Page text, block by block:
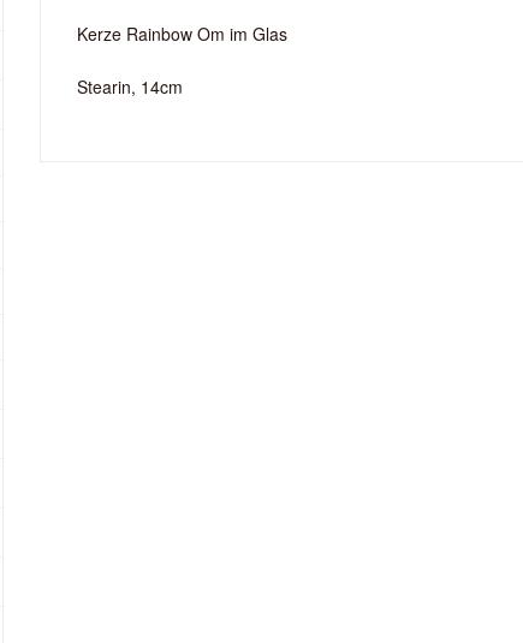
Kerze Rainbow Om im Glas
Stearin, 14cm